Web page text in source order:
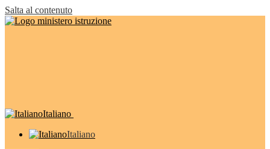
Salta al contenuto
Italiano
Italiano